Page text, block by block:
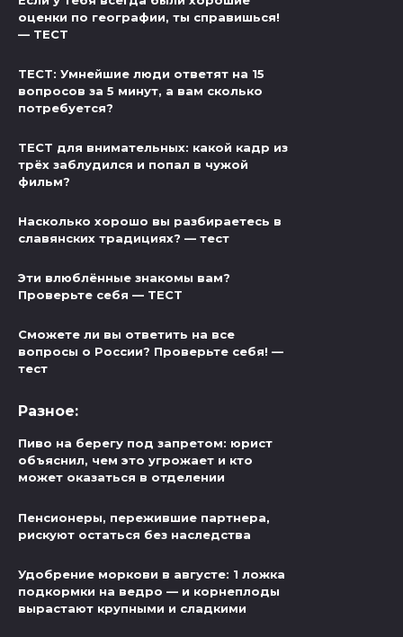
оценки по географии, ты справишься!
— ТЕСТ
ТЕСТ: Умнейшие люди ответят на 15
вопросов за 5 минут, а вам сколько
потребуется?
ТЕСТ для внимательных: какой кадр из
трёх заблудился и попал в чужой
фильм?
Насколько хорошо вы разбираетесь в
славянских традициях? — тест
Эти влюблённые знакомы вам?
Проверьте себя — ТЕСТ
Сможете ли вы ответить на все
вопросы о России? Проверьте себя! —
тест
Разное:
Пиво на берегу под запретом: юрист
объяснил, чем это угрожает и кто
может оказаться в отделении
Пенсионеры, пережившие партнера,
рискуют остаться без наследства
Удобрение моркови в августе: 1 ложка
подкормки на ведро — и корнеплоды
вырастают крупными и сладкими